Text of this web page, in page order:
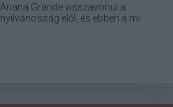
Ariana Grande visszavonul a
nyilvánosság elől, és ebben a mi